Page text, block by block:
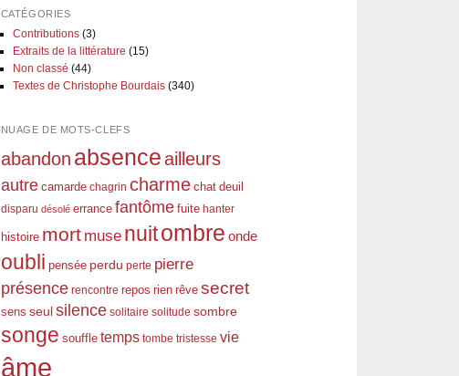
CATÉGORIES
Contributions(3)
Extraits de la littérature (15)
Non classé (44)
Textes de Christophe Bourdais(340)
NUAGE DE MOTS-CLEFS
abandon absenceailleurs
autre camarde chagrin charme chat deuil
disparu désolé errance fantôme fuite hanter
histoire mort muse nuitombre onde
oubli pensée perdu perte pierre
présence rencontre repos rien rêve secret
sens seul silence solitaire solitude sombre
songe souffle temps tombe tristesse vie
âme